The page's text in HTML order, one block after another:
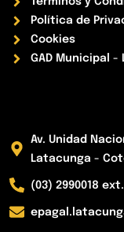
Política de
Cookies
GAD Municipal -
Av. Unidad
Latacunga -
(03) 2990018 ext.